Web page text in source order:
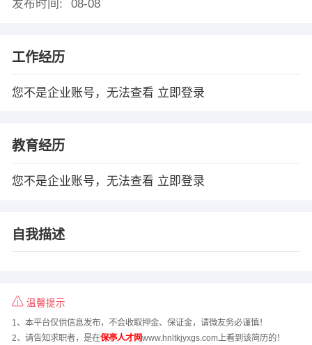
发布时间:
08-08
工作经历
您不是企业账号，无法查看 立即登录
教育经历
您不是企业账号，无法查看 立即登录
自我描述
温馨提示
1、本平台仅供信息发布，不会收取押金、保证金，请微友务必谨慎！
2、请告知求职者，是在保亭人才网www.hnltkjyxgs.com上看到该简历的！